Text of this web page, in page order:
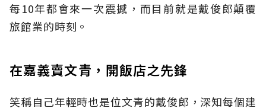
每10年都會來一次震撼，而目前就是戴俊郎顛覆
旅館業的時刻。
在嘉義賣文青，開飯店之先鋒
笑稱自己年輕時也是位文青的戴俊郎，深知每個建